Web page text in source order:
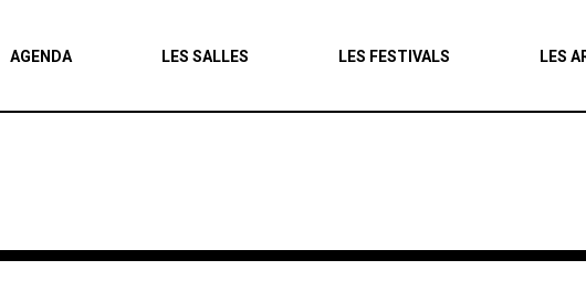
AGENDA LES SALLES LES FESTIVALS LES